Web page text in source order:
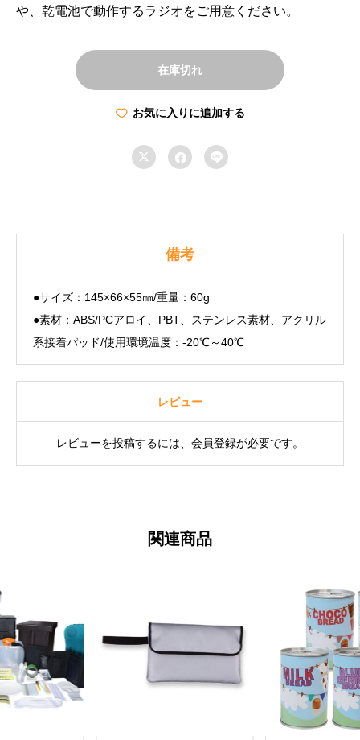
や、乾電池で動作するラジオをご用意ください。
在庫切れ
お気に入りに追加する
  
備考
●サイズ：145×66×55㎜/重量：60g
●素材：ABS/PCアロイ、PBT、ステンレス素材、アクリル
系接着パッド/使用環境温度：-20℃～40℃
レビュー
レビューを投稿するには、会員登録が必要です。
関連商品